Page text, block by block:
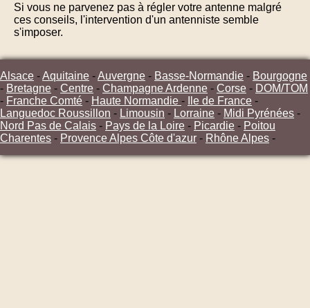
Si vous ne parvenez pas à régler votre antenne malgré
ces conseils, l'intervention d'un antenniste semble
s'imposer.
Alsace -Aquitaine -Auvergne - Basse-Normandie - Bourgogne
- Bretagne - Centre - Champagne Ardenne - Corse - DOM/TOM
- Franche Comté - Haute Normandie - Ile de France -
Languedoc Roussillon - Limousin - Lorraine - Midi Pyrénées -
Nord Pas de Calais - Pays de la Loire - Picardie - Poitou
Charentes - Provence Alpes Côte d'azur - Rhône Alpes -